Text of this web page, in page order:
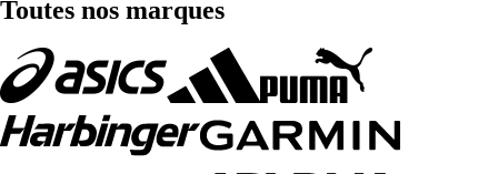
Toutes nos marques